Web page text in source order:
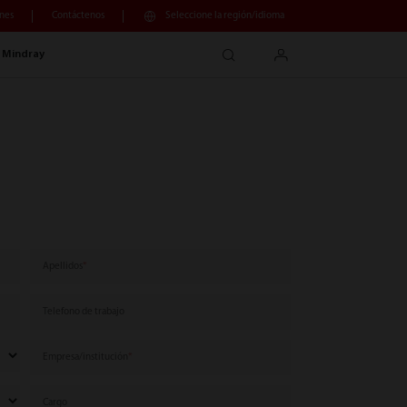
Mindray
Contáctenos Seleccione la región/idioma